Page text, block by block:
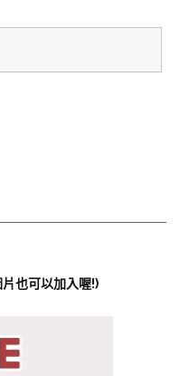
也可以加入喔!)